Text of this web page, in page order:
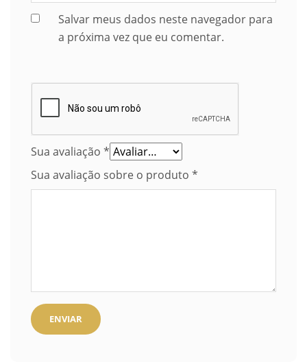
Salvar meus dados neste navegador para
a próxima vez que eu comentar.
Sua avaliação *
Sua avaliação sobre o produto *